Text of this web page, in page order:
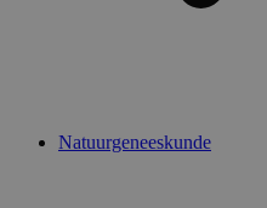
Natuurgeneeskunde